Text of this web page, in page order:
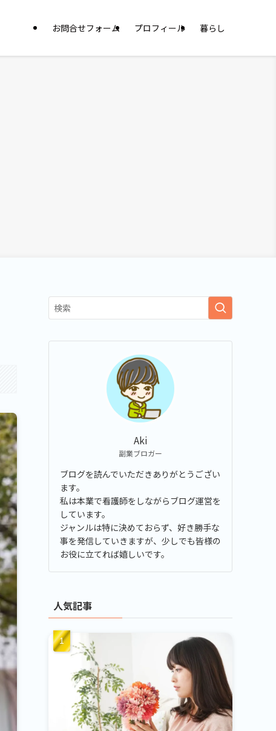
お問合せフォーム プロフィール 暮らし
Aki
副業ブロガー
ブログを読んでいただきありがとうござい
ます。
私は本業で看護師をしながらブログ運営を
しています。
ジャンルは特に決めておらず、好き勝手な
事を発信していきますが、少しでも皆様の
お役に立てれば嬉しいです。
人気記事